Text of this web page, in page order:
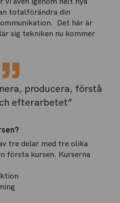
totalförändra din
Det här är
sig tekniken nu kommer
producera, förstå
efterarbetet”
tre delar med tre olika
första kursen. Kurserna